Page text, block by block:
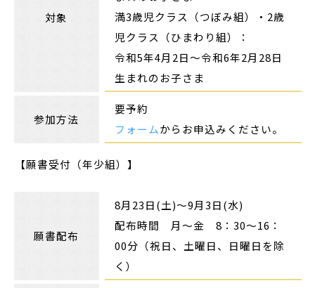
対象
満3歳児クラス（つぼみ組）・2歳
児クラス（ひまわり組）：
令和5年4月2日～令和6年2月28日
生まれのお子さま
参加方法
要予約
フォームからお申込みください。
【願書受付（年少組）】
願書配布
8月23日(土)～9月3日(水)
配布時間 月～金 8：30～16：
00分（祝日、土曜日、日曜日を除
く）